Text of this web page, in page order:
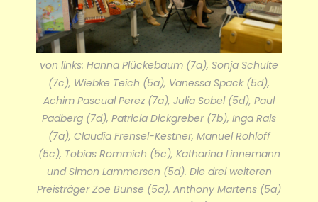
von links: Hanna Plückebaum (7a), Sonja Schulte
(7c), Wiebke Teich (5a), Vanessa Spack (5d),
Achim Pascual Perez (7a), Julia Sobel (5d), Paul
Padberg (7d), Patricia Dickgreber (7b), Inga Rais
(7a), Claudia Frensel-Kestner, Manuel Rohloff
(5c), Tobias Römmich (5c), Katharina Linnemann
und Simon Lammersen (5d). Die drei weiteren
Preisträger Zoe Bunse (5a), Anthony Martens (5a)